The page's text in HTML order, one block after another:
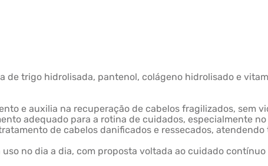
trigo hidrolisada, pantenol, colágeno hidrolisado e
e auxilia na recuperação de cabelos fragilizados, sem
adequado para a rotina de cuidados, especialmente
de cabelos danificados e ressecados,
no dia a dia, com proposta voltada ao cuidado